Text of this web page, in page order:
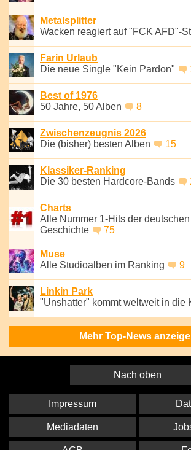
Metalsplitter
Wacken reagiert auf "FCK AFD"-
Farin Urlaub
Die neue Single "Kein Pardon"
Best of 1976
50 Jahre, 50 Alben
8
Zwischenzeugnis 2026
Die (bisher) besten Alben
15
Klassiker-Ranking
Die 30 besten Hardcore-Bands
Charts
Alle Nummer 1-Hits der
Geschichte
75
Muse
Alle Studioalben im Ranking
9
Linkin Park
"Unshatter" kommt weltweit in die
Mehr Top-News
Nach oben
Impressum
Mediadaten